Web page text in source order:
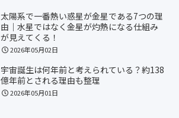
太陽系で一番熱い惑星が金星である7つの理
由｜水星ではなく金星が灼熱になる仕組み
が見えてくる！
2026年05月02日
宇宙誕生は何年前と考えられている？約138
億年前とされる理由も整理
2026年05月01日